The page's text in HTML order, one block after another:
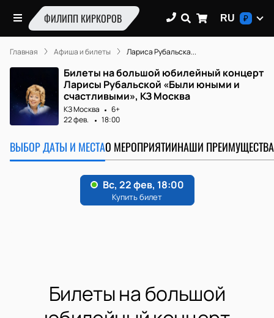
ФИЛИПП КИРКОРОВ RU ₽
Главная Афиша и билеты Лариса Рубальска...
Билеты на большой юбилейный концерт
Ларисы Рубальской «Были юными и
счастливыми», КЗ Москва
КЗ Москва
6+
22 фев.
18:00
ВЫБОР ДАТЫ И МЕСТАО МЕРОПРИЯТИИНАШИ ПРЕИМУЩЕСТВА
Билеты на большой